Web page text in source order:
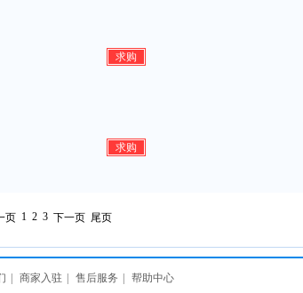
求购
求购
页 1 2 3 下一页 尾页
商家入驻 售后服务 帮助中心